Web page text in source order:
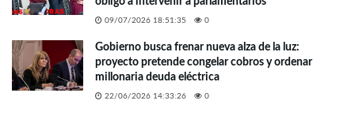
09/07/2026 18:51:35 0
Gobierno busca frenar nueva alza de la luz:
proyecto pretende congelar cobros y ordenar
millonaria deuda eléctrica
22/06/2026 14:33:26 0